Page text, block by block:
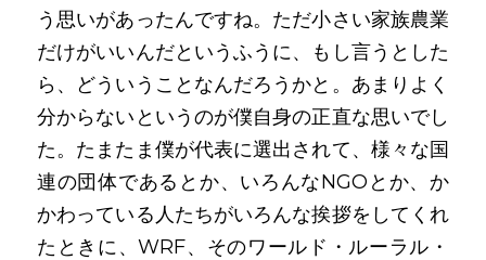
う思いがあったんですね。ただ小さい家族農業
だけがいいんだというふうに、もし言うとした
ら、どういうことなんだろうかと。あまりよく
分からないというのが僕自身の正直な思いでし
た。たまたま僕が代表に選出されて、様々な国
連の団体であるとか、いろんなNGOとか、か
かわっている人たちがいろんな挨拶をしてくれ
たときに、WRF、そのワールド・ルーラル・